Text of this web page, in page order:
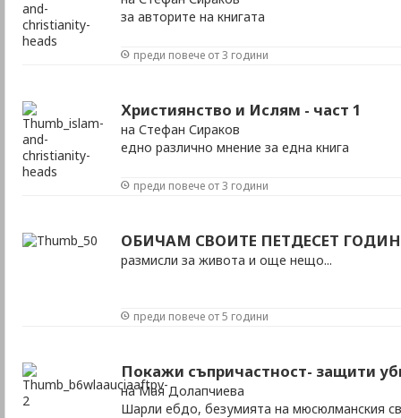
за авторите на книгата
преди повече от 3 години
Християнство и Ислям - част 1
на Стефан Сираков
едно различно мнение за една книга
преди повече от 3 години
ОБИЧАМ СВОИТЕ ПЕТДЕСЕТ
размисли за живота и още нещо...
преди повече от 5 години
Покажи съпричастност- защити
на Мая Долапчиева
Шарли ебдо, безумията на мюсюлманския